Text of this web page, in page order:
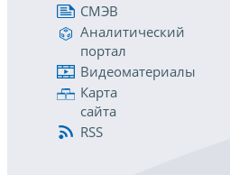
СМЭВ
Аналитический
портал
Видеоматериалы
Карта
сайта
RSS